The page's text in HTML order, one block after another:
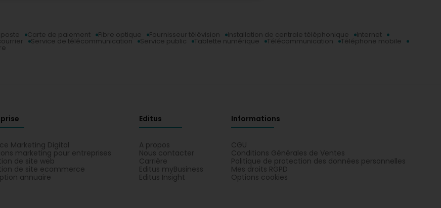
Carte de paiement Fibre optique Fournisseur télévision Installation de centrale téléphonique Internet
Service de télécommunication Service public Tablette numérique Télécommunication Téléphone mobile
Marketing Digital
marketing pour entreprises
de site web
de site ecommerce
annuaire
Editus
A propos
Nous contacter
Carrière
Editus myBusiness
Editus Insight
Informations
CGU
Conditions Générales de Ventes
Politique de protection des données personnelles
Mes droits RGPD
Options cookies